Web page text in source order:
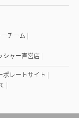
チーム |
シャー直営店 |
ポレートサイト |
|